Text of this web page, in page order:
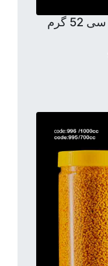
جار دیپلمات 700 سی سی 52 گرم